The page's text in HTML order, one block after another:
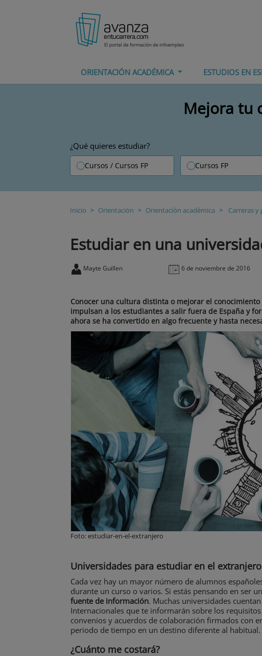
ORIENTACIÓN ACADÉMICA ESTUDIOS EN
Mejora tu
¿Qué quieres estudiar?
Cursos / Cursos FP Cursos FP
Inicio Orientación Orientación académica Carreras y
Estudiar en una
Mayte Guillen 6 de noviembre de 2016
Conocer una cultura distinta o mejorar el
impulsan a los estudiantes a salir fuera de España y
ahora se ha convertido en algo frecuente y hasta
Foto: estudiar-en-el-extranjero
Universidades para estudiar en el extranjero
Cada vez hay un mayor número de alumnos
durante un curso o varios. Si estás pensando en ser
fuente de información. Muchas universidades
Internacionales que te informarán sobre los
convenios y acuerdos de colaboración firmados con
periodo de tiempo en un destino diferente al habitual.
¿Cuánto me costará?